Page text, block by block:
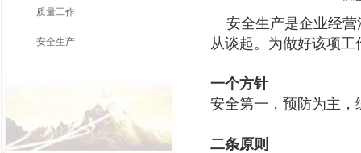
质量工作
安全生产
安全生产是企业经营
从谈起。为做好该项
一个方针
安全第一，预防为主，
二条原则